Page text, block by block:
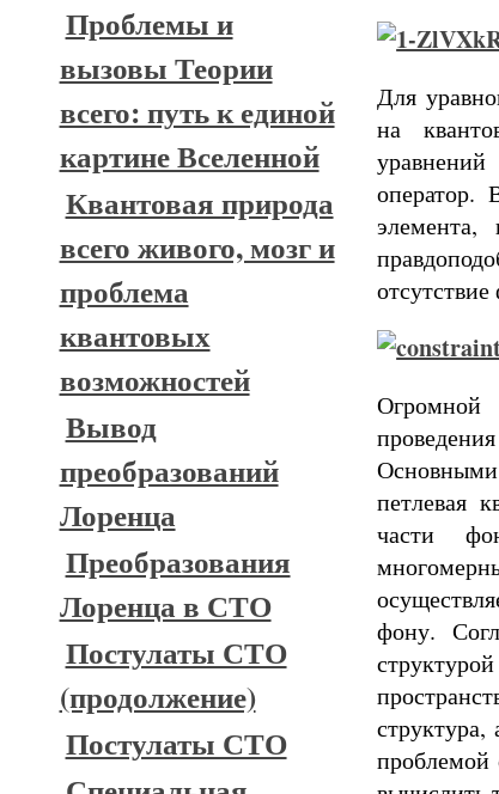
Проблемы и
вызовы Теории
всего: путь к единой
картине Вселенной
Квантовая природа
всего живого, мозг и
проблема
квантовых
возможностей
Вывод
преобразований
Лоренца
Преобразования
Лоренца в СТО
Постулаты СТО
(продолжение)
Постулаты СТО
Для
на
оператор.
Огромной
Основными
петлевая
части
фону.
проблемой